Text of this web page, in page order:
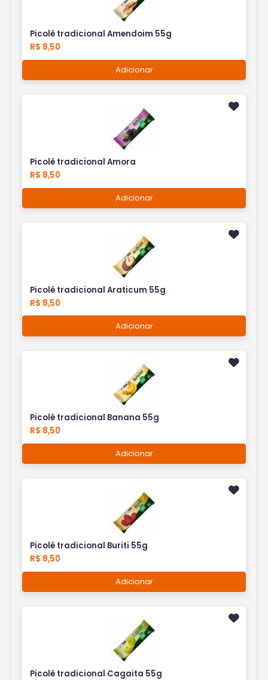
Picolé tradicional Amendoim 55g
R$ 8,50
Adicionar
Picolé tradicional Amora
R$ 8,50
Adicionar
Picolé tradicional Araticum 55g
R$ 8,50
Adicionar
Picolé tradicional Banana 55g
R$ 8,50
Adicionar
Picolé tradicional Buriti 55g
R$ 8,50
Adicionar
Picolé tradicional Cagaita 55g